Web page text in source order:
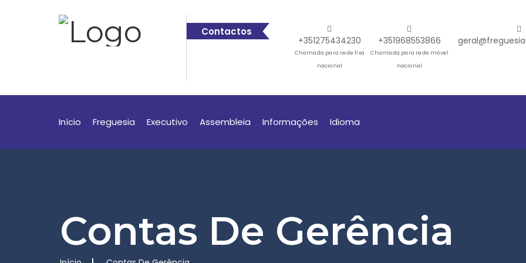
Contactos
+351275434230
Chamada para rede fixa
nacional
+351968553866
Chamada para rede móvel
nacional
Início Freguesia Executivo Assembleia Informações Idioma
Contas De Gerência